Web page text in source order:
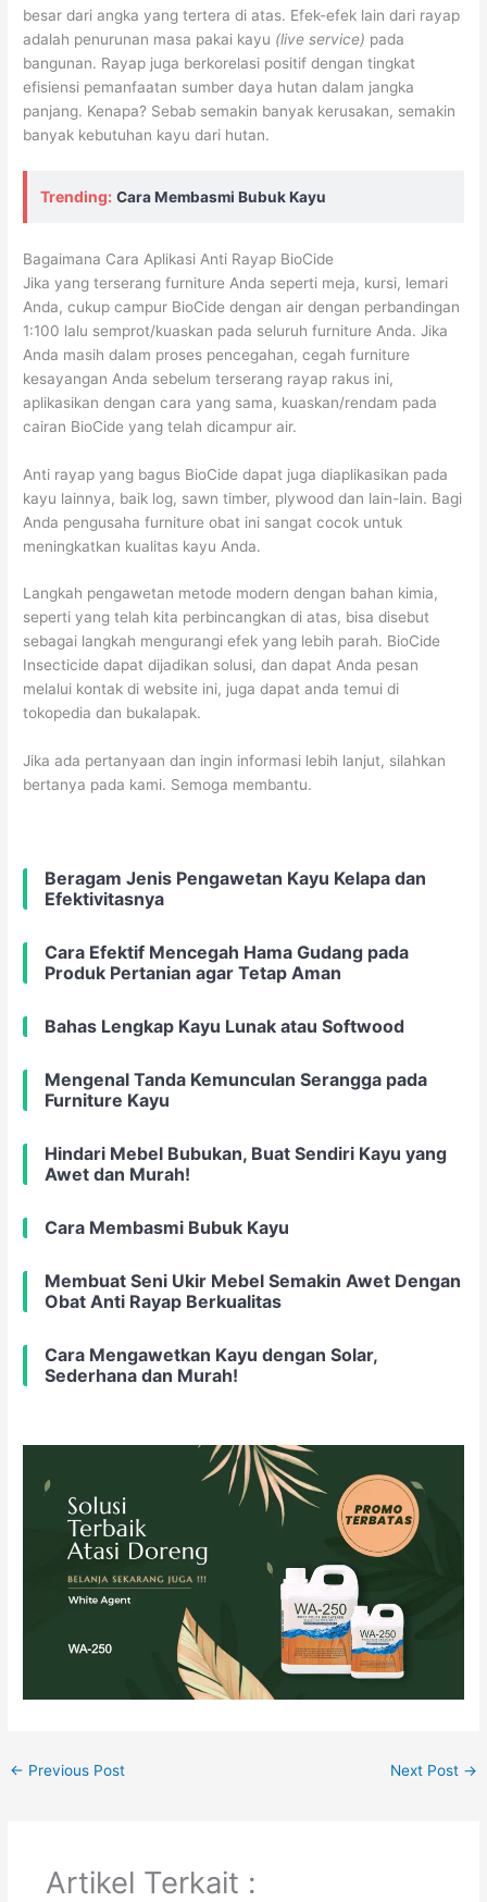
besar dari angka yang tertera di atas. Efek-efek lain dari rayap
adalah penurunan masa pakai kayu (live service) pada
bangunan. Rayap juga berkorelasi positif dengan tingkat
efisiensi pemanfaatan sumber daya hutan dalam jangka
panjang. Kenapa? Sebab semakin banyak kerusakan, semakin
banyak kebutuhan kayu dari hutan.
Trending: Cara Membasmi Bubuk Kayu
Bagaimana Cara Aplikasi Anti Rayap BioCide
Jika yang terserang furniture Anda seperti meja, kursi, lemari
Anda, cukup campur BioCide dengan air dengan perbandingan
1:100 lalu semprot/kuaskan pada seluruh furniture Anda. Jika
Anda masih dalam proses pencegahan, cegah furniture
kesayangan Anda sebelum terserang rayap rakus ini,
aplikasikan dengan cara yang sama, kuaskan/rendam pada
cairan BioCide yang telah dicampur air.
Anti rayap yang bagus BioCide dapat juga diaplikasikan pada
kayu lainnya, baik log, sawn timber, plywood dan lain-lain. Bagi
Anda pengusaha furniture obat ini sangat cocok untuk
meningkatkan kualitas kayu Anda.
Langkah pengawetan metode modern dengan bahan kimia,
seperti yang telah kita perbincangkan di atas, bisa disebut
sebagai langkah mengurangi efek yang lebih parah. BioCide
Insecticide dapat dijadikan solusi, dan dapat Anda pesan
melalui kontak di website ini, juga dapat anda temui di
tokopedia dan bukalapak.
Jika ada pertanyaan dan ingin informasi lebih lanjut, silahkan
bertanya pada kami. Semoga membantu.
Beragam Jenis Pengawetan Kayu Kelapa dan
Efektivitasnya
Cara Efektif Mencegah Hama Gudang pada
Produk Pertanian agar Tetap Aman
Bahas Lengkap Kayu Lunak atau Softwood
Mengenal Tanda Kemunculan Serangga pada
Furniture Kayu
Hindari Mebel Bubukan, Buat Sendiri Kayu yang
Awet dan Murah!
Cara Membasmi Bubuk Kayu
Membuat Seni Ukir Mebel Semakin Awet Dengan
Obat Anti Rayap Berkualitas
Cara Mengawetkan Kayu dengan Solar,
Sederhana dan Murah!
← Previous Post Next Post →
Artikel Terkait :